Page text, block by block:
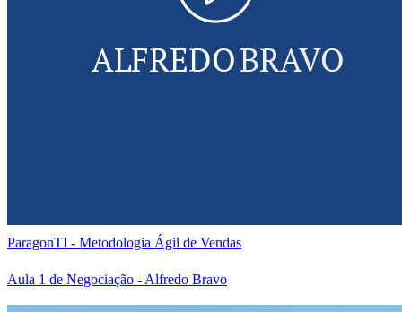
ParagonTI - Metodologia Ágil de Vendas
Aula 1 de Negociação - Alfredo Bravo